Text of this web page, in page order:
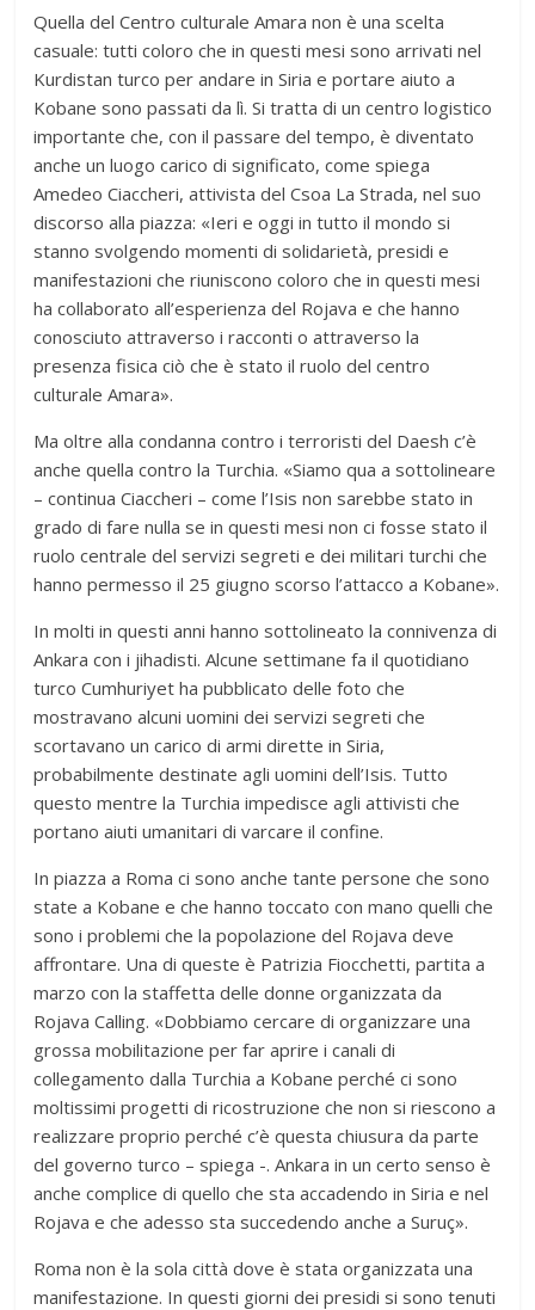
Quella del Centro culturale Amara non è una scelta
casuale: tutti coloro che in questi mesi sono arrivati nel
Kurdistan turco per andare in Siria e portare aiuto a
Kobane sono passati da lì. Si tratta di un centro logistico
importante che, con il passare del tempo, è diventato
anche un luogo carico di significato, come spiega
Amedeo Ciaccheri, attivista del Csoa La Strada, nel suo
discorso alla piazza: «Ieri e oggi in tutto il mondo si
stanno svolgendo momenti di solidarietà, presidi e
manifestazioni che riuniscono coloro che in questi mesi
ha collaborato all’esperienza del Rojava e che hanno
conosciuto attraverso i racconti o attraverso la
presenza fisica ciò che è stato il ruolo del centro
culturale Amara».
Ma oltre alla condanna contro i terroristi del Daesh c’è
anche quella contro la Turchia. «Siamo qua a sottolineare
– continua Ciaccheri – come l’Isis non sarebbe stato in
grado di fare nulla se in questi mesi non ci fosse stato il
ruolo centrale del servizi segreti e dei militari turchi che
hanno permesso il 25 giugno scorso l’attacco a Kobane».
In molti in questi anni hanno sottolineato la connivenza di
Ankara con i jihadisti. Alcune settimane fa il quotidiano
turco Cumhuriyet ha pubblicato delle foto che
mostravano alcuni uomini dei servizi segreti che
scortavano un carico di armi dirette in Siria,
probabilmente destinate agli uomini dell’Isis. Tutto
questo mentre la Turchia impedisce agli attivisti che
portano aiuti umanitari di varcare il confine.
In piazza a Roma ci sono anche tante persone che sono
state a Kobane e che hanno toccato con mano quelli che
sono i problemi che la popolazione del Rojava deve
affrontare. Una di queste è Patrizia Fiocchetti, partita a
marzo con la staffetta delle donne organizzata da
Rojava Calling. «Dobbiamo cercare di organizzare una
grossa mobilitazione per far aprire i canali di
collegamento dalla Turchia a Kobane perché ci sono
moltissimi progetti di ricostruzione che non si riescono a
realizzare proprio perché c’è questa chiusura da parte
del governo turco – spiega -. Ankara in un certo senso è
anche complice di quello che sta accadendo in Siria e nel
Rojava e che adesso sta succedendo anche a Suruç».
Roma non è la sola città dove è stata organizzata una
manifestazione. In questi giorni dei presidi si sono tenuti